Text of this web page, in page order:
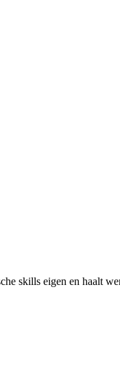
skills eigen en haalt